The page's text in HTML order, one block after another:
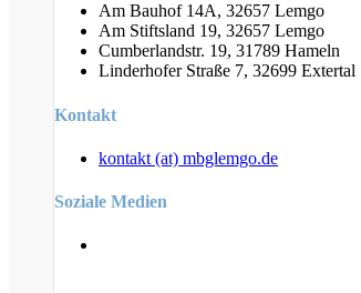
Am Bauhof 14A, 32657 Lemgo
Am Stiftsland 19, 32657 Lemgo
Cumberlandstr. 19, 31789 Hameln
Linderhofer Straße 7, 32699 Extertal
Kontakt
kontakt (at) mbglemgo.de
Soziale Medien